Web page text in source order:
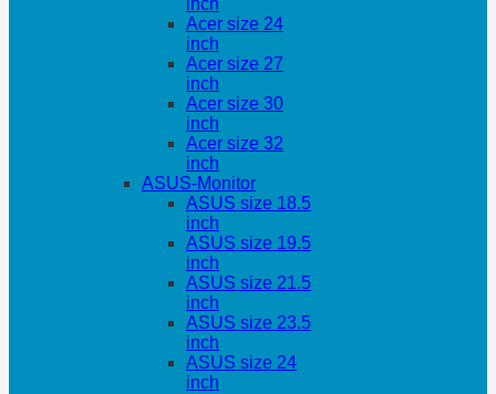
inch
Acer size 24
inch
Acer size 27
inch
Acer size 30
inch
Acer size 32
inch
ASUS-Monitor
ASUS size 18.5
inch
ASUS size 19.5
inch
ASUS size 21.5
inch
ASUS size 23.5
inch
ASUS size 24
inch